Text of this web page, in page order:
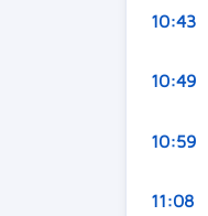
10:43
10:49
10:59
11:08